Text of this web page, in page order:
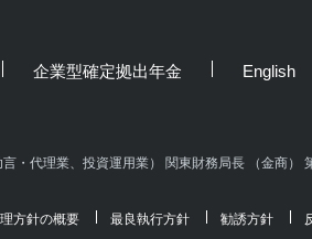
企業型確定拠出年金 English
・代理業、投資運用業） 関東財務局長 （金商
方針の概要 最良執行方針 勧誘方針